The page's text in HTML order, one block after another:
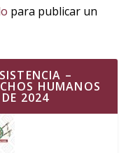
para publicar un
–
HUMANOS
DE 2024